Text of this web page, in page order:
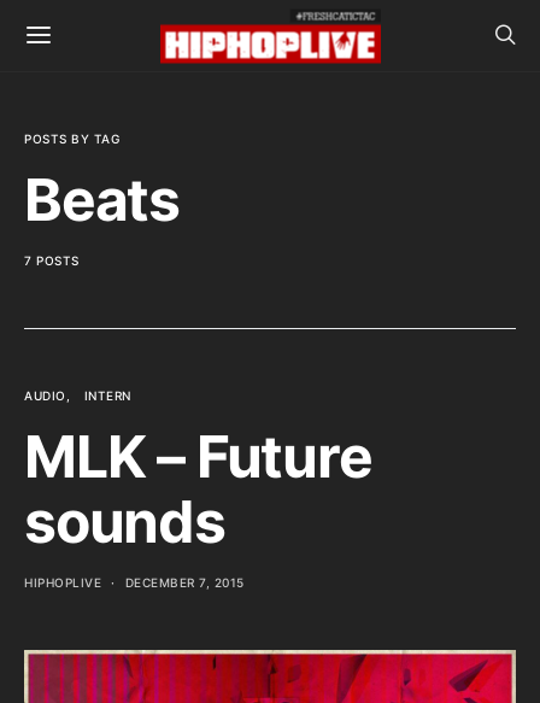
POSTS BY TAG
Beats
7 POSTS
AUDIO INTERN
MLK – Future
sounds
HIPHOPLIVE DECEMBER 7, 2015